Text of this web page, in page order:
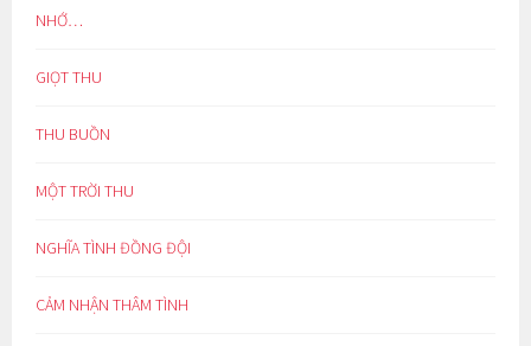
NHỚ…
GIỌT THU
THU BUỒN
MỘT TRỜI THU
NGHĨA TÌNH ĐỒNG ĐỘI
CẢM NHẬN THÂM TÌNH